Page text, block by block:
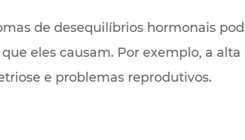
de desequilíbrios hormonais
eles causam. Por exemplo, a
e problemas reprodutivos.